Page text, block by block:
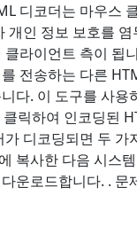
디코더는 마우스
개인 정보 보호를
라이언트 측이 됩
전송하는 다른
다. 이 도구를 사
릭하여 인코딩된
디코딩되면 두
복사한 다음 시스
운로드합니다. .